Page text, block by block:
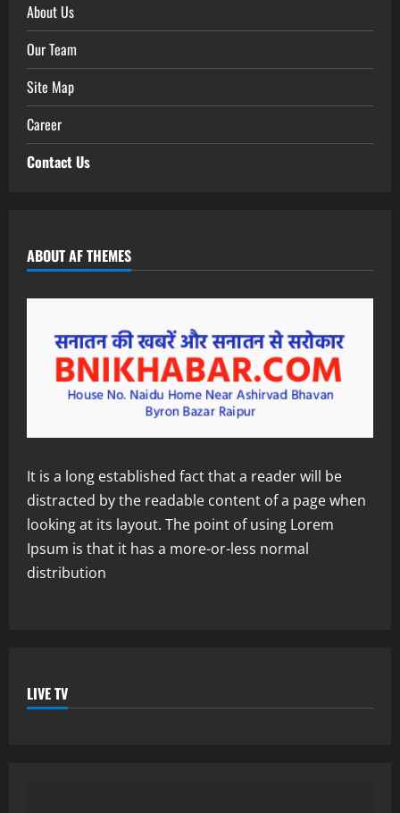
About Us
Our Team
Site Map
Career
Contact Us
ABOUT AF THEMES
It is a long established fact that a reader will be
distracted by the readable content of a page when
looking at its layout. The point of using Lorem
Ipsum is that it has a more-or-less normal
distribution
LIVE TV